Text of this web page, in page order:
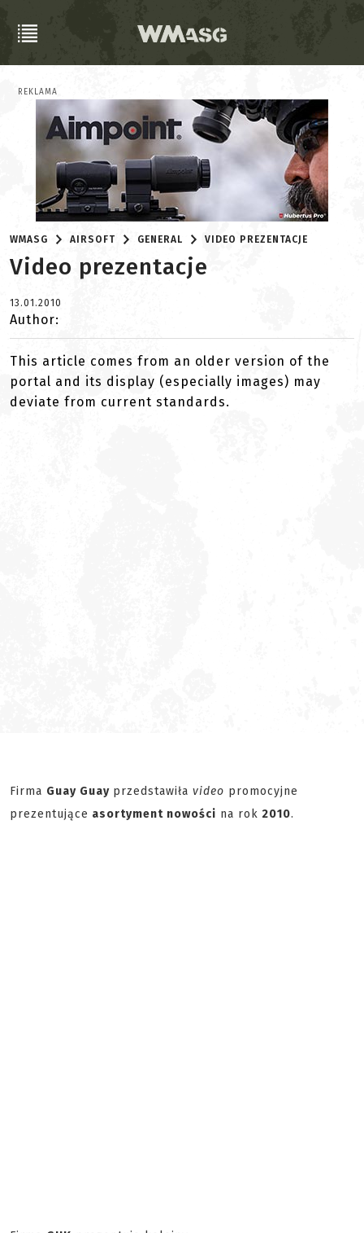
REKLAMA
WMASG AIRSOFT GENERAL VIDEO PREZENTACJE
Video prezentacje
13.01.2010
Author:
This article comes from an older version of the
portal and its display (especially images) may
deviate from current standards.
Firma Guay Guay przedstawiła video promocyjne
prezentujące asortyment nowości na rok 2010.